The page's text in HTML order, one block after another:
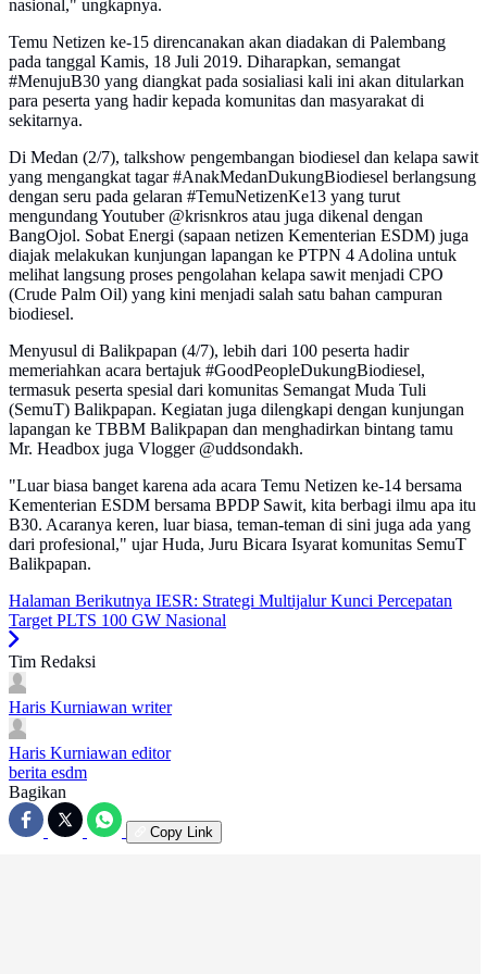
nasional," ungkapnya.
Temu Netizen ke-15 direncanakan akan diadakan di Palembang
pada tanggal Kamis, 18 Juli 2019. Diharapkan, semangat
#MenujuB30 yang diangkat pada sosialiasi kali ini akan ditularkan
para peserta yang hadir kepada komunitas dan masyarakat di
sekitarnya.
Di Medan (2/7), talkshow pengembangan biodiesel dan kelapa sawit
yang mengangkat tagar #AnakMedanDukungBiodiesel berlangsung
dengan seru pada gelaran #TemuNetizenKe13 yang turut
mengundang Youtuber @krisnkros atau juga dikenal dengan
BangOjol. Sobat Energi (sapaan netizen Kementerian ESDM) juga
diajak melakukan kunjungan lapangan ke PTPN 4 Adolina untuk
melihat langsung proses pengolahan kelapa sawit menjadi CPO
(Crude Palm Oil) yang kini menjadi salah satu bahan campuran
biodiesel.
Menyusul di Balikpapan (4/7), lebih dari 100 peserta hadir
memeriahkan acara bertajuk #GoodPeopleDukungBiodiesel,
termasuk peserta spesial dari komunitas Semangat Muda Tuli
(SemuT) Balikpapan. Kegiatan juga dilengkapi dengan kunjungan
lapangan ke TBBM Balikpapan dan menghadirkan bintang tamu
Mr. Headbox juga Vlogger @uddsondakh.
"Luar biasa banget karena ada acara Temu Netizen ke-14 bersama
Kementerian ESDM bersama BPDP Sawit, kita berbagi ilmu apa itu
B30. Acaranya keren, luar biasa, teman-teman di sini juga ada yang
dari profesional," ujar Huda, Juru Bicara Isyarat komunitas SemuT
Balikpapan.
Halaman Berikutnya IESR: Strategi Multijalur Kunci Percepatan
Target PLTS 100 GW Nasional
Tim Redaksi
Haris Kurniawan writer
Haris Kurniawan editor
berita esdm
Bagikan
Copy Link